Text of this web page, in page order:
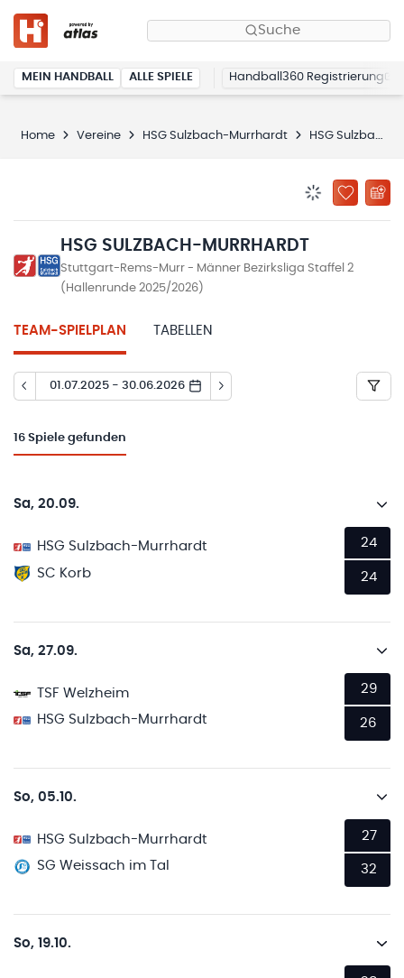
Suche
MEIN HANDBALL ALLE SPIELE Handball360 Registrierung
Home Vereine HSG Sulzbach-Murrhardt HSG Sulzbach-Murrhardt
ZU
HSG SULZBACH-MURRHARDT
Stuttgart-Rems-Murr - Männer Bezirksliga Staffel 2
(Hallenrunde 2025/2026)
TEAM-SPIELPLAN TABELLEN
01.07.2025 - 30.06.2026
16 Spiele gefunden
Sa, 20.09.
HSG Sulzbach-Murrhardt
SC Korb
24
24
Sa, 27.09.
TSF Welzheim
HSG Sulzbach-Murrhardt
29
26
So, 05.10.
HSG Sulzbach-Murrhardt
SG Weissach im Tal
27
32
So, 19.10.